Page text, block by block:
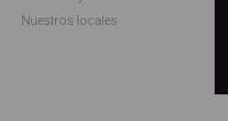
Nuestros locales